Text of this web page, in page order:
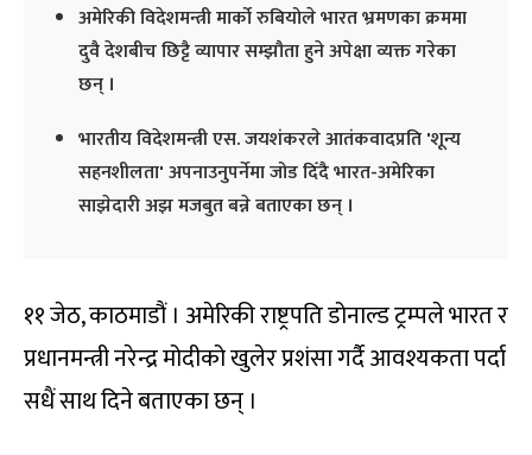
अमेरिकी विदेशमन्त्री मार्को रुबियोले भारत भ्रमणका क्रममा
दुवै देशबीच छिट्टै व्यापार सम्झौता हुने अपेक्षा व्यक्त गरेका
छन् ।
भारतीय विदेशमन्त्री एस. जयशंकरले आतंकवादप्रति 'शून्य
सहनशीलता' अपनाउनुपर्नेमा जोड दिँदै भारत-अमेरिका
साझेदारी अझ मजबुत बन्ने बताएका छन् ।
११ जेठ, काठमाडौं । अमेरिकी राष्ट्रपति डोनाल्ड ट्रम्पले भारत र
प्रधानमन्त्री नरेन्द्र मोदीको खुलेर प्रशंसा गर्दै आवश्यकता पर्दा
सधैं साथ दिने बताएका छन् ।